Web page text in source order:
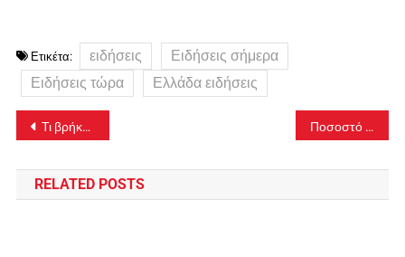
Ετικέτα: ειδήσεις
Ειδήσεις σήμερα
Ειδήσεις τώρα
Ελλάδα ειδήσεις
Πλοήγηση
άρθρων
Τι βρήκε το Ανθρωποκτονιών στο διαμέρισμα της οικογένειας Σιδηροπούλου Ποσοστό 5% επιπλέον στις θέσεις των εισακτέων στα ΑΕΙ υποψηφίων που πάσχουν από σοβαρές παθήσεις
RELATED POSTS